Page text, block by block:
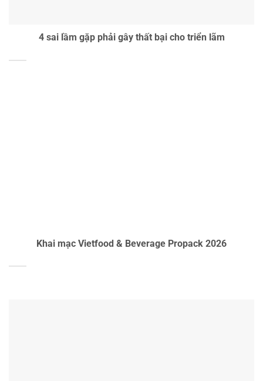
4 sai lầm gặp phải gây thất bại cho triển lãm
Khai mạc Vietfood & Beverage Propack 2026